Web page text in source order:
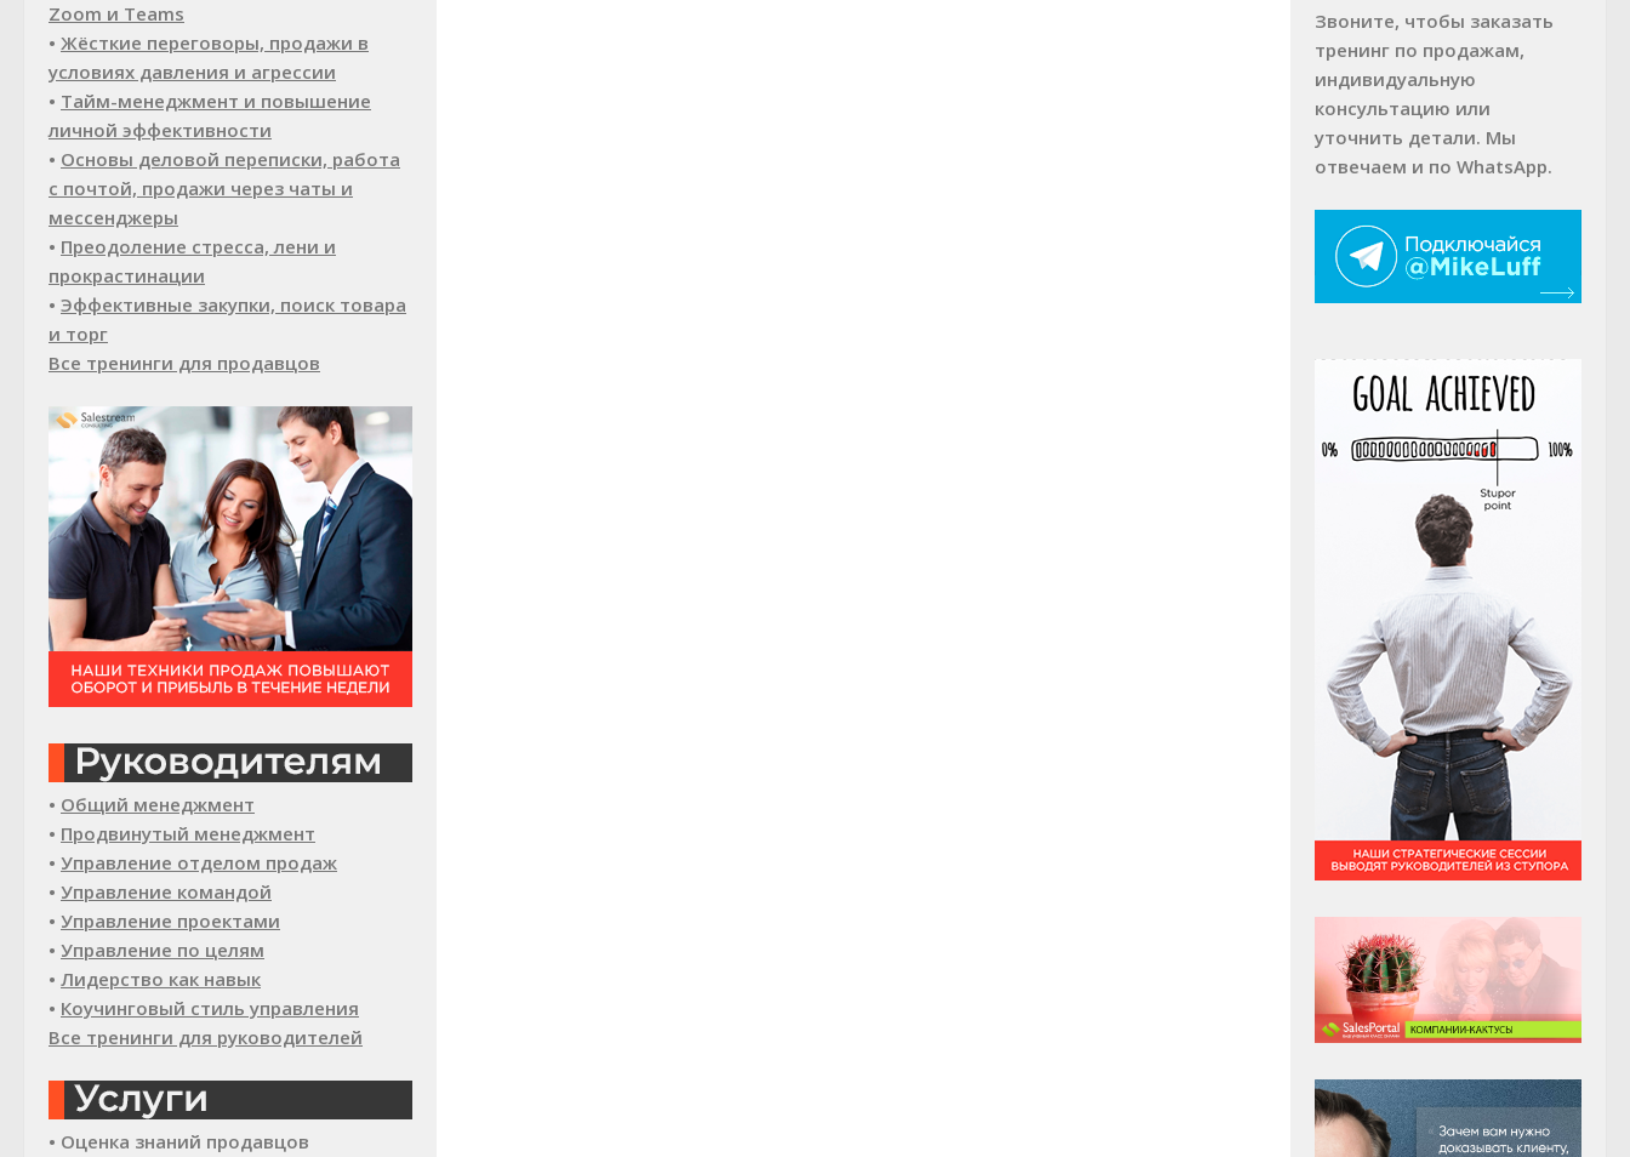
Zoom и Teams
• Жёсткие переговоры, продажи в
условиях давления и агрессии
• Тайм-менеджмент и повышение
личной эффективности
• Основы деловой переписки, работа
с почтой, продажи через чаты и
мессенджеры
• Преодоление стресса, лени и
прокрастинации
• Эффективные закупки, поиск товара
и торг
Все тренинги для продавцов
• Общий менеджмент
• Продвинутый менеджмент
• Управление отделом продаж
• Управление командой
• Управление проектами
• Управление по целям
• Лидерство как навык
• Коучинговый стиль управления
Все тренинги для руководителей
• Оценка знаний продавцов
Звоните, чтобы заказать
тренинг по продажам,
индивидуальную
консультацию или
уточнить детали. Мы
отвечаем и по WhatsApp.